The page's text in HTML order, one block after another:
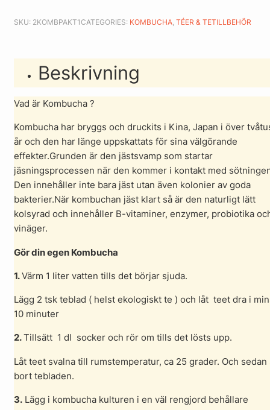
SKU: 2KOMBPAKT1CATEGORIES: KOMBUCHA, TÉER & TETILLBEHÖR
Beskrivning
Vad är Kombucha ?
Kombucha har bryggs och druckits i Kina, Japan i över
år och den har länge uppskattats för sina välgörande
effekter.Grunden är den jästsvamp som startar
jäsningsprocessen när den kommer i kontakt med
Den innehåller inte bara jäst utan även kolonier av goda
bakterier.När kombuchan jäst klart så är den naturligt lätt
kolsyrad och innehåller B-vitaminer, enzymer, probiotika
vinäger.
Gör din egen Kombucha
1.Värm 1 liter vatten tills det börjar sjuda.
Lägg 2 tsk teblad ( helst ekologiskt te ) och låt teet dra i
10 minuter
2.Tillsätt 1 dl socker och rör om tills det lösts upp.
Låt teet svalna till rumstemperatur, ca 25 grader. Och sedan
bort tebladen.
3.Lägg i kombucha kulturen i en väl rengjord behållare